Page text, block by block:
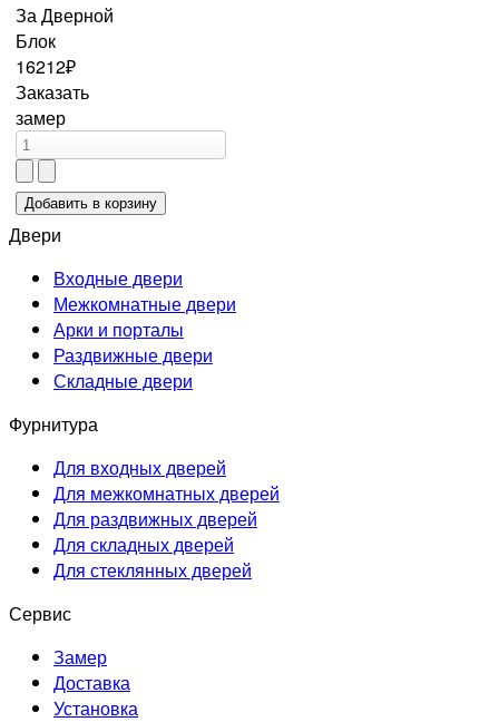
За Дверной
Блок
16212₽
Заказать
замер
Двери
Входные двери
Межкомнатные двери
Арки и порталы
Раздвижные двери
Складные двери
Фурнитура
Для входных дверей
Для межкомнатных дверей
Для раздвижных дверей
Для складных дверей
Для стеклянных дверей
Сервис
Замер
Доставка
Установка